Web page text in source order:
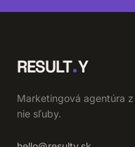
RESULT Y
Marketingová agentúra
nie sľuby.